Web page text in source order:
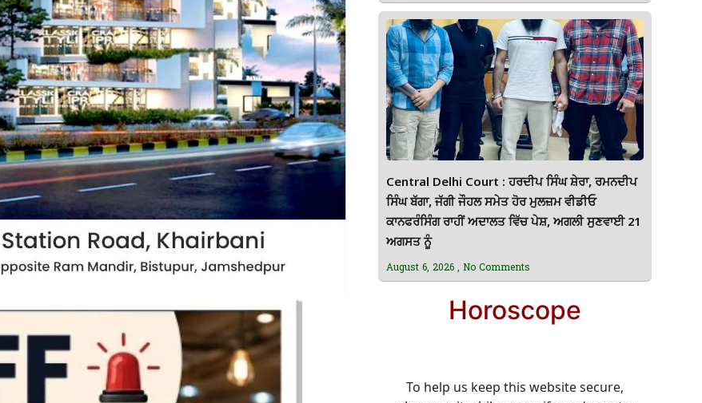
Central Delhi Court : ਹਰਦੀਪ ਸਿੰਘ ਸ਼ੇਰਾ, ਰਮਨਦੀਪ
ਸਿੰਘ ਬੱਗਾ, ਜੱਗੀ ਜੌਹਲ ਸਮੇਤ ਹੋਰ ਮੁਲਜ਼ਮ ਵੀਡੀਓ
ਕਾਨਫਰੰਸਿੰਗ ਰਾਹੀਂ ਅਦਾਲਤ ਵਿੱਚ ਪੇਸ਼, ਅਗਲੀ ਸੁਣਵਾਈ 21
ਅਗਸਤ ਨੂੰ
August 6, 2026 No Comments
Horoscope